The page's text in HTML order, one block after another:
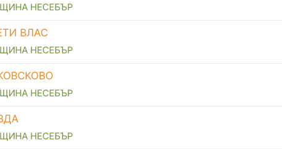
НЕСЕБЪР
ВЛАС
НЕСЕБЪР
НЕСЕБЪР
НЕСЕБЪР